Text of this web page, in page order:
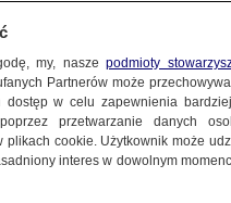
my, naszepodmioty
Partnerów może
w celu zapewnienia
przetwarzanie danych
cookie. Użytkownik może
interes w dowolnym